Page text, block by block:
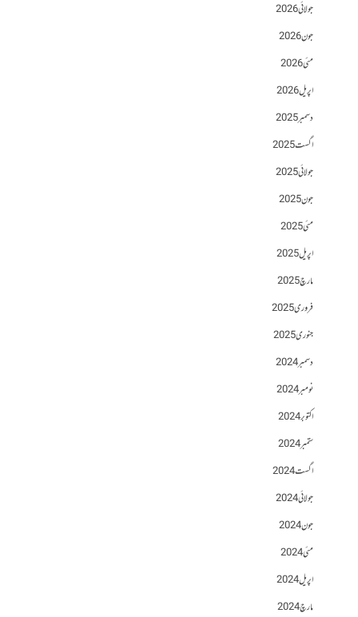
جولائی 2026
جون 2026
مئی 2026
اپریل 2026
دسمبر 2025
اگست 2025
جولائی 2025
جون 2025
مئی 2025
اپریل 2025
مارچ 2025
فروری 2025
جنوری 2025
دسمبر 2024
نومبر 2024
اکتوبر 2024
ستمبر 2024
اگست 2024
جولائی 2024
جون 2024
مئی 2024
اپریل 2024
مارچ 2024